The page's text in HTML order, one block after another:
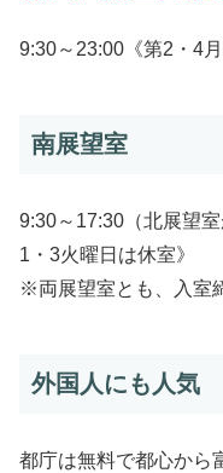
9:30～23:00《第2・4月
南展望室
9:30～17:30（北展望
1・3火曜日は休室》
※両展望室とも、入室
外国人にも人気
都庁は無料で都心から